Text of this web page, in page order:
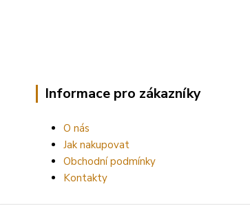
Informace pro zákazníky
O nás
Jak nakupovat
Obchodní podmínky
Kontakty